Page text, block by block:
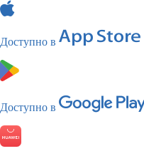
Доступно в
Доступно в